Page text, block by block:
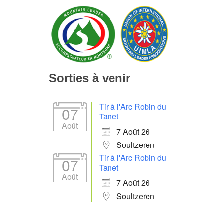
Sorties à venir
07
Août
Tir à l'Arc Robin du
Tanet
7 Août 26
Soultzeren
07
Août
Tir à l'Arc Robin du
Tanet
7 Août 26
Soultzeren